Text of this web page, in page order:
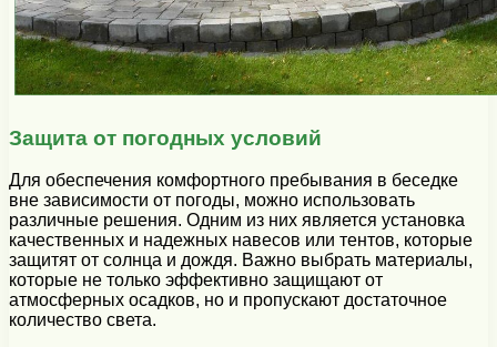
Защита от погодных условий
Для обеспечения комфортного пребывания в беседке
вне зависимости от погоды, можно использовать
различные решения. Одним из них является установка
качественных и надежных навесов или тентов, которые
защитят от солнца и дождя. Важно выбрать материалы,
которые не только эффективно защищают от
атмосферных осадков, но и пропускают достаточное
количество света.